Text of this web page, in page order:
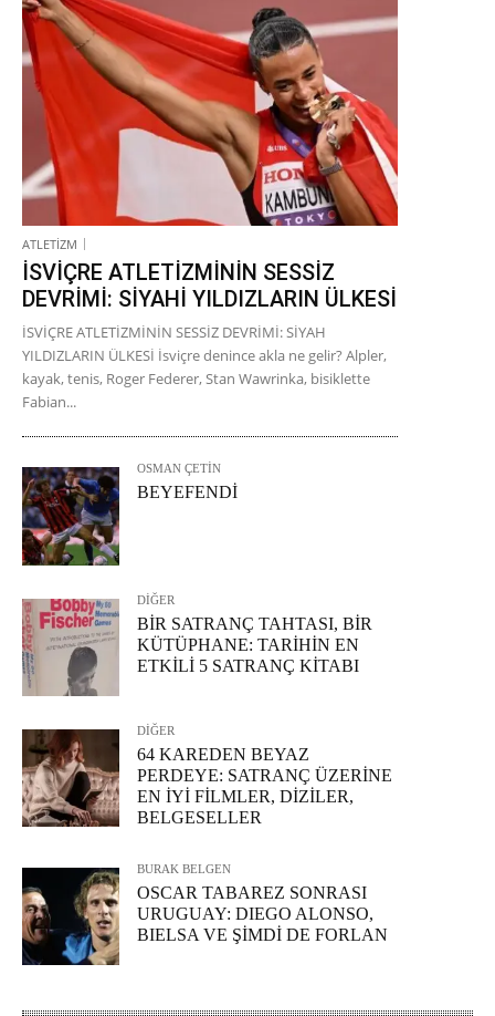
ATLETİZM
İSVİÇRE ATLETİZMİNİN SESSİZ
DEVRİMİ: SİYAHİ YILDIZLARIN ÜLKESİ
İSVİÇRE ATLETİZMİNİN SESSİZ DEVRİMİ: SİYAH
YILDIZLARIN ÜLKESİ İsviçre denince akla ne gelir? Alpler,
kayak, tenis, Roger Federer, Stan Wawrinka, bisiklette
Fabian...
OSMAN ÇETİN
BEYEFENDİ
DİĞER
BİR SATRANÇ TAHTASI, BİR
KÜTÜPHANE: TARİHİN EN
ETKİLİ 5 SATRANÇ KİTABI
DİĞER
64 KAREDEN BEYAZ
PERDEYE: SATRANÇ ÜZERİNE
EN İYİ FİLMLER, DİZİLER,
BELGESELLER
BURAK BELGEN
OSCAR TABAREZ SONRASI
URUGUAY: DIEGO ALONSO,
BIELSA VE ŞİMDİ DE FORLAN